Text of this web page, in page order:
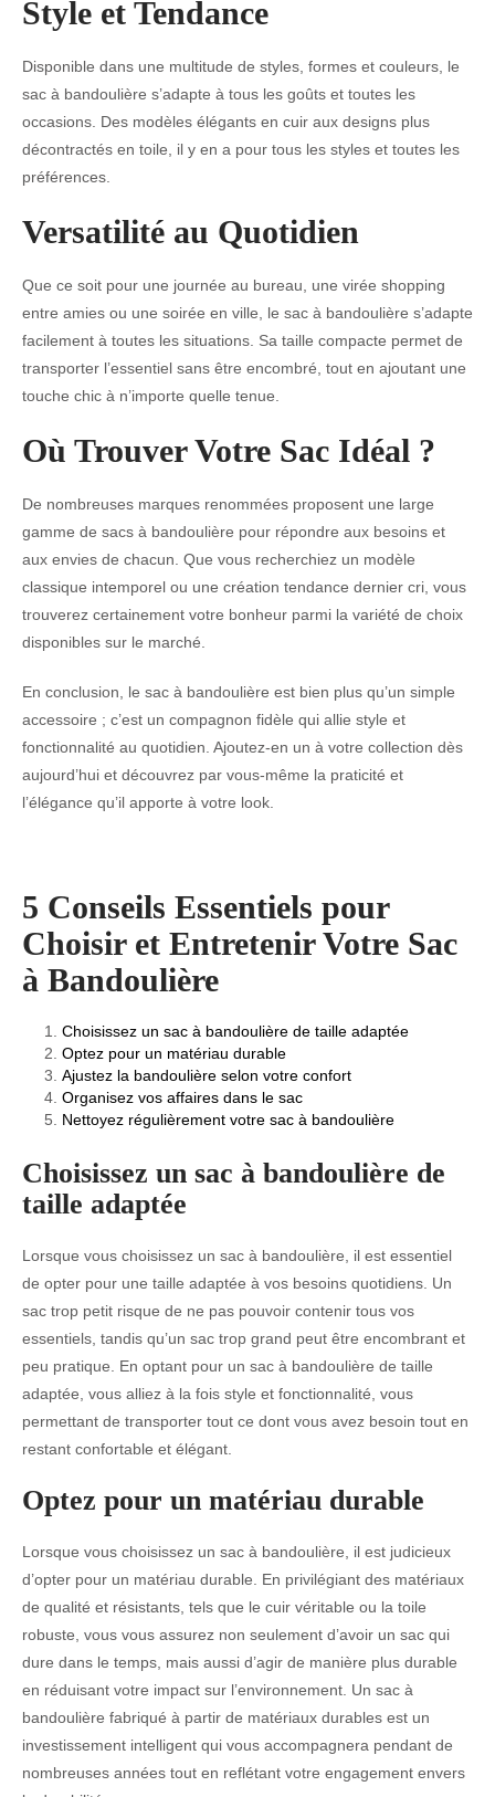
Style et Tendance
Disponible dans une multitude de styles, formes et couleurs, le
sac à bandoulière s’adapte à tous les goûts et toutes les
occasions. Des modèles élégants en cuir aux designs plus
décontractés en toile, il y en a pour tous les styles et toutes les
préférences.
Versatilité au Quotidien
Que ce soit pour une journée au bureau, une virée shopping
entre amies ou une soirée en ville, le sac à bandoulière s’adapte
facilement à toutes les situations. Sa taille compacte permet de
transporter l’essentiel sans être encombré, tout en ajoutant une
touche chic à n’importe quelle tenue.
Où Trouver Votre Sac Idéal ?
De nombreuses marques renommées proposent une large
gamme de sacs à bandoulière pour répondre aux besoins et
aux envies de chacun. Que vous recherchiez un modèle
classique intemporel ou une création tendance dernier cri, vous
trouverez certainement votre bonheur parmi la variété de choix
disponibles sur le marché.
En conclusion, le sac à bandoulière est bien plus qu’un simple
accessoire ; c’est un compagnon fidèle qui allie style et
fonctionnalité au quotidien. Ajoutez-en un à votre collection dès
aujourd’hui et découvrez par vous-même la praticité et
l’élégance qu’il apporte à votre look.
5 Conseils Essentiels pour
Choisir et Entretenir Votre Sac
à Bandoulière
Choisissez un sac à bandoulière de taille adaptée
Optez pour un matériau durable
Ajustez la bandoulière selon votre confort
Organisez vos affaires dans le sac
Nettoyez régulièrement votre sac à bandoulière
Choisissez un sac à bandoulière de
taille adaptée
Lorsque vous choisissez un sac à bandoulière, il est essentiel
de opter pour une taille adaptée à vos besoins quotidiens. Un
sac trop petit risque de ne pas pouvoir contenir tous vos
essentiels, tandis qu’un sac trop grand peut être encombrant et
peu pratique. En optant pour un sac à bandoulière de taille
adaptée, vous alliez à la fois style et fonctionnalité, vous
permettant de transporter tout ce dont vous avez besoin tout en
restant confortable et élégant.
Optez pour un matériau durable
Lorsque vous choisissez un sac à bandoulière, il est judicieux
d’opter pour un matériau durable. En privilégiant des matériaux
de qualité et résistants, tels que le cuir véritable ou la toile
robuste, vous vous assurez non seulement d’avoir un sac qui
dure dans le temps, mais aussi d’agir de manière plus durable
en réduisant votre impact sur l’environnement. Un sac à
bandoulière fabriqué à partir de matériaux durables est un
investissement intelligent qui vous accompagnera pendant de
nombreuses années tout en reflétant votre engagement envers